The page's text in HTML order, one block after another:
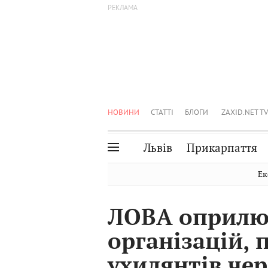
НОВИНИ СТАТТІ БЛОГИ ZAXID.NET TV
Львів Прикарпаття
Волинь
Чернівці
Шептицький
ЛОВА
організацій,